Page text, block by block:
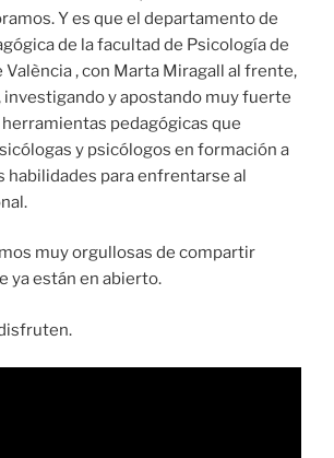
Y es que el departamento de
de la facultad de Psicología de
, con Marta Miragall al frente,
investigando y apostando muy fuerte
pedagógicas que
y psicólogos en formación a
habilidades para enfrentarse al
muy orgullosas de compartir
ya están en abierto.